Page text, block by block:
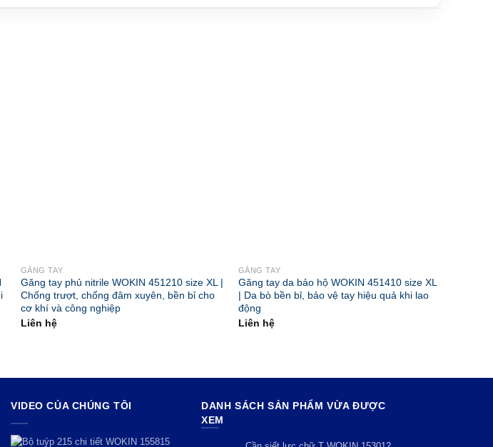
GĂNG TAY
Găng tay phủ nitrile WOKIN 451210 size XL |
Chống trượt, chống đâm xuyên, bền bỉ cho
cơ khí và công nghiệp
Liên hệ
GĂNG TAY
Găng tay da bảo hộ WOKIN 451410 size XL
| Da bò bền bỉ, bảo vệ tay hiệu quả khi lao
động
Liên hệ
VIDEO CỦA CHÚNG TÔI
DANH SÁCH SẢN PHẨM VỪA ĐƯỢC
XEM